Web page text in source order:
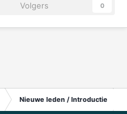
Volgers 0
Nieuwe leden / Introductie